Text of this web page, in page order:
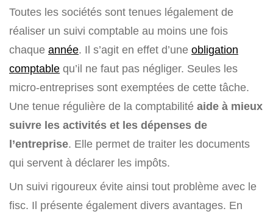
Toutes les sociétés sont tenues légalement de
réaliser un suivi comptable au moins une fois
chaque année. Il s’agit en effet d’une obligation
comptable qu’il ne faut pas négliger. Seules les
micro-entreprises sont exemptées de cette tâche.
Une tenue régulière de la comptabilité aide à mieux
suivre les activités et les dépenses de
l’entreprise. Elle permet de traiter les documents
qui servent à déclarer les impôts.
Un suivi rigoureux évite ainsi tout problème avec le
fisc. Il présente également divers avantages. En